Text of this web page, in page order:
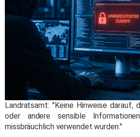
Landratsamt: "Keine Hinweise darauf,
oder andere sensible
missbräuchlich verwendet wurden."